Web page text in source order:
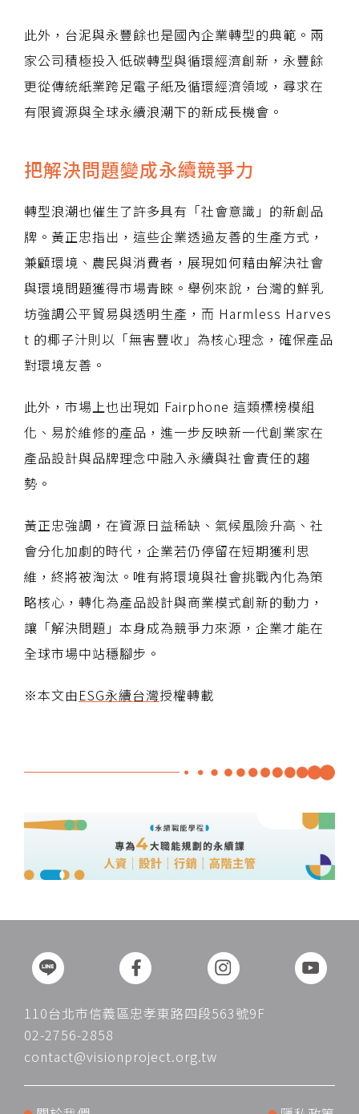
此外，台泥與永豐餘也是國內企業轉型的典範。兩
家公司積極投入低碳轉型與循環經濟創新，永豐餘
更從傳統紙業跨足電子紙及循環經濟領域，尋求在
有限資源與全球永續浪潮下的新成長機會。
把解決問題變成永續競爭力
轉型浪潮也催生了許多具有「社會意識」的新創品
牌。黃正忠指出，這些企業透過友善的生產方式，
兼顧環境、農民與消費者，展現如何藉由解決社會
與環境問題獲得市場青睞。舉例來說，台灣的鮮乳
坊強調公平貿易與透明生產，而 Harmless Harves
t 的椰子汁則以「無害豐收」為核心理念，確保產品
對環境友善。
此外，市場上也出現如 Fairphone 這類標榜模組
化、易於維修的產品，進一步反映新一代創業家在
產品設計與品牌理念中融入永續與社會責任的趨
勢。
黃正忠強調，在資源日益稀缺、氣候風險升高、社
會分化加劇的時代，企業若仍停留在短期獲利思
維，終將被淘汰。唯有將環境與社會挑戰內化為策
略核心，轉化為產品設計與商業模式創新的動力，
讓「解決問題」本身成為競爭力來源，企業才能在
全球市場中站穩腳步。
※本文由ESG永續台灣授權轉載
110台北市信義區忠孝東路四段563號9F
02-2756-2858
contact@visionproject.org.tw